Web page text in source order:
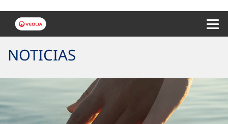
NOTICIAS